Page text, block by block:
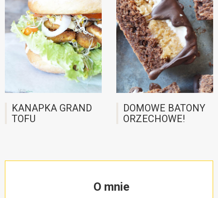
KANAPKA GRAND
TOFU
DOMOWE BATONY
ORZECHOWE!
O mnie